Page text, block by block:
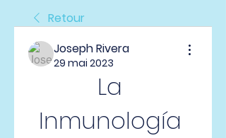
Retour
Joseph Rivera
29 mai 2023
La
Inmunología